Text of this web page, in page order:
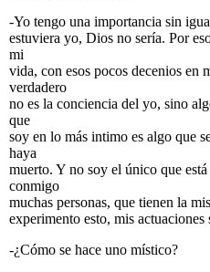
-Yo tengo una importancia sin
estuviera yo, Dios no sería. Por
mi
vida, con esos pocos decenios en
verdadero
no es la conciencia del yo, sino
que
soy en lo más intimo es algo que
haya
muerto. Y no soy el único que
conmigo
muchas personas, que tienen la
experimento esto, mis actuaciones
-¿Cómo se hace uno místico?